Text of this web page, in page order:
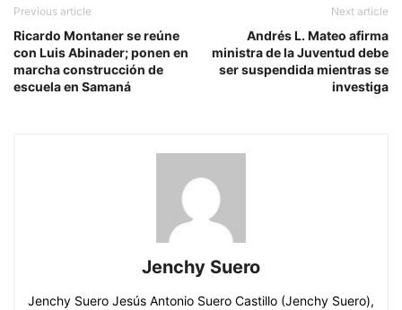
Previous article
Ricardo Montaner se reúne
con Luis Abinader; ponen en
marcha construcción de
escuela en Samaná
Next article
Andrés L. Mateo afirma
ministra de la Juventud debe
ser suspendida mientras se
investiga
Jenchy Suero
Jenchy Suero Jesús Antonio Suero Castillo (Jenchy Suero),